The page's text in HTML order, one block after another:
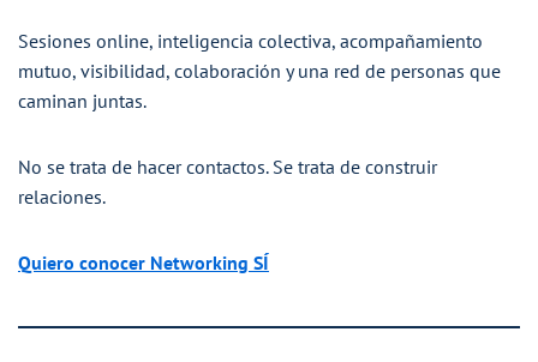
Sesiones online, inteligencia colectiva, acompañamiento
mutuo, visibilidad, colaboración y una red de personas que
caminan juntas.
No se trata de hacer contactos. Se trata de construir
relaciones.
Quiero conocer Networking SÍ